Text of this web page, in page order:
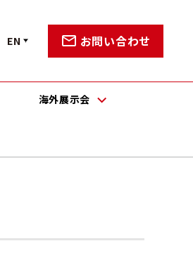
お問い合わせ
EN
海外展示会